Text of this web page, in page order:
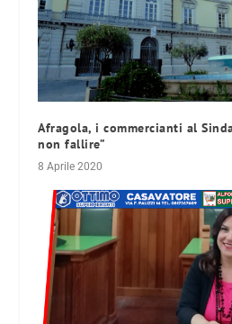
Afragola, i commercianti al
non fallire”
8 Aprile 2020